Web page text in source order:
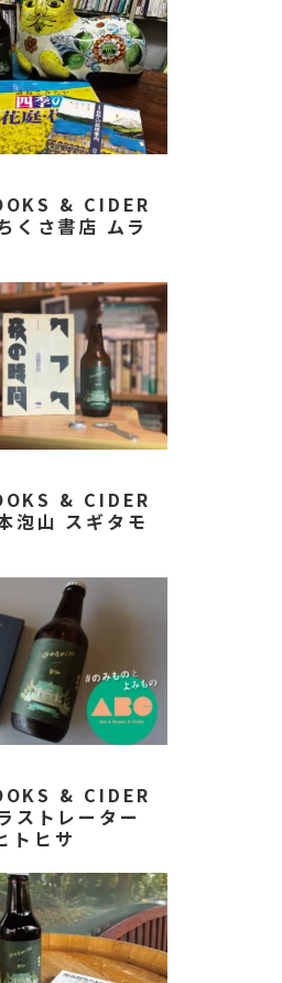
& CIDER
くさ書店 ムラ
& CIDER
泡山 スギタモ
& CIDER
ストレーター
トヒサ